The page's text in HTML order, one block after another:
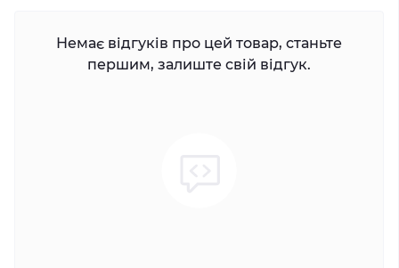
Немає відгуків про цей товар, станьте
першим, залиште свій відгук.